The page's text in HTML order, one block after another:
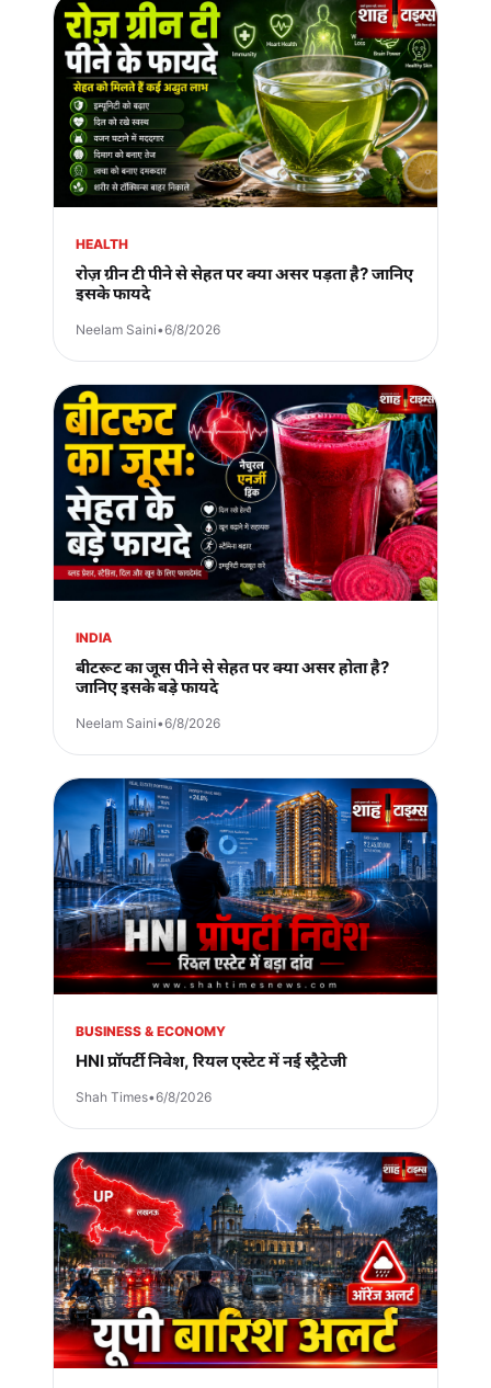
HEALTH
रोज़ ग्रीन टी पीने से सेहत पर क्या असर पड़ता है? जानिए
इसके फायदे
Neelam Saini•6/8/2026
INDIA
बीटरूट का जूस पीने से सेहत पर क्या असर होता है?
जानिए इसके बड़े फायदे
Neelam Saini•6/8/2026
BUSINESS & ECONOMY
HNI प्रॉपर्टी निवेश, रियल एस्टेट में नई स्ट्रैटेजी
Shah Times•6/8/2026